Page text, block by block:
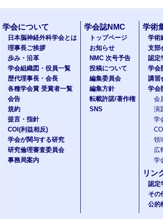
学会について
日本脳神経外科学会とは
理事長ご挨拶
歩み・沿革
学会組織図・役員一覧
歴代理事長・会長
各種学会賞 受賞者一覧
会告
規約
提言・指針
COI(利益相反)
学会が関与する研究
研究倫理審査委員会
事務局案内
学会誌NMC
トップページ
お知らせ
NMC 次号予告
投稿について
編集委員会
編集方針
転載許諾/著作権
SNS
学術
学術
支部
認定
学会
講習
学会
会
演
学
領
広
学
リン
認定
その
公的